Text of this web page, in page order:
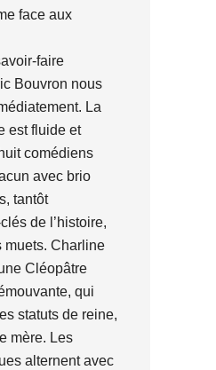
face aux
faire
Bouvron nous
La
est fluide et
comédiens
avec brio
tantôt
de l’histoire,
muets. Charline
Cléopâtre
qui
statuts de reine,
mère. Les
alternent avec